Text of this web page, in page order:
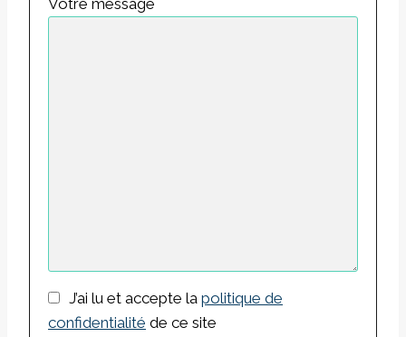
J’ai lu et accepte la politique de
confidentialité de ce site